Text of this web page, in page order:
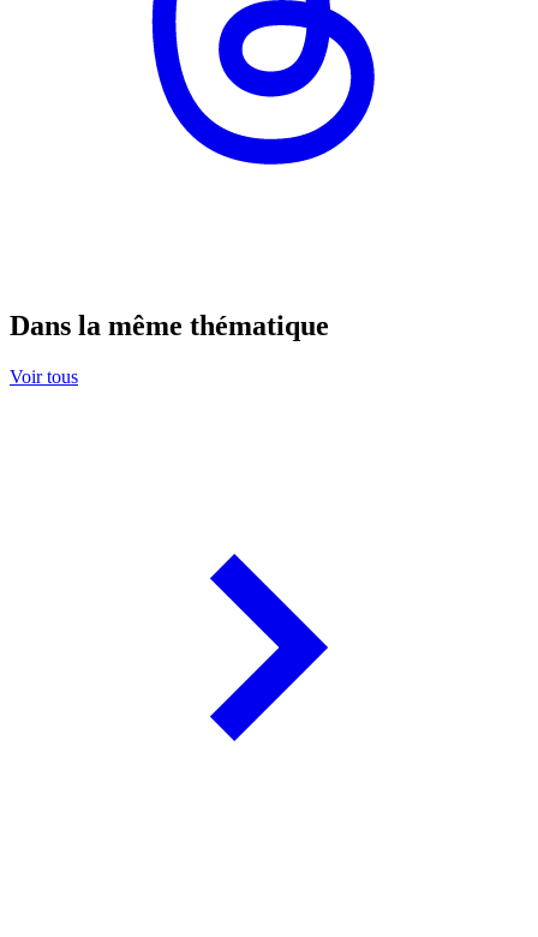
Dans la même thématique
Voir tous